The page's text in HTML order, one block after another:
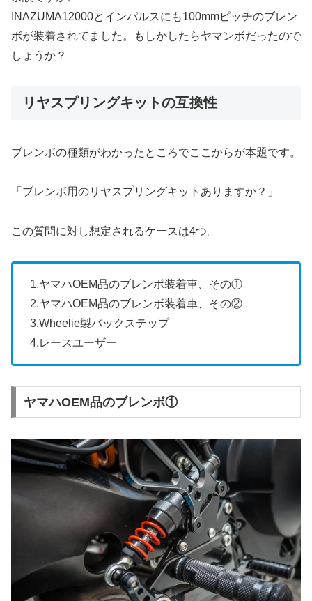
INAZUMA12000とインパルスにも100mmピッチのブレン
ボが装着されてました。もしかしたらヤマンボだったので
しょうか？
リヤスプリングキットの互換性
ブレンボの種類がわかったところでここからが本題です。
「ブレンボ用のリヤスプリングキットありますか？」
この質問に対し想定されるケースは4つ。
1.ヤマハOEM品のブレンボ装着車、その①
2.ヤマハOEM品のブレンボ装着車、その②
3.Wheelie製バックステップ
4.レースユーザー
ヤマハOEM品のブレンボ①